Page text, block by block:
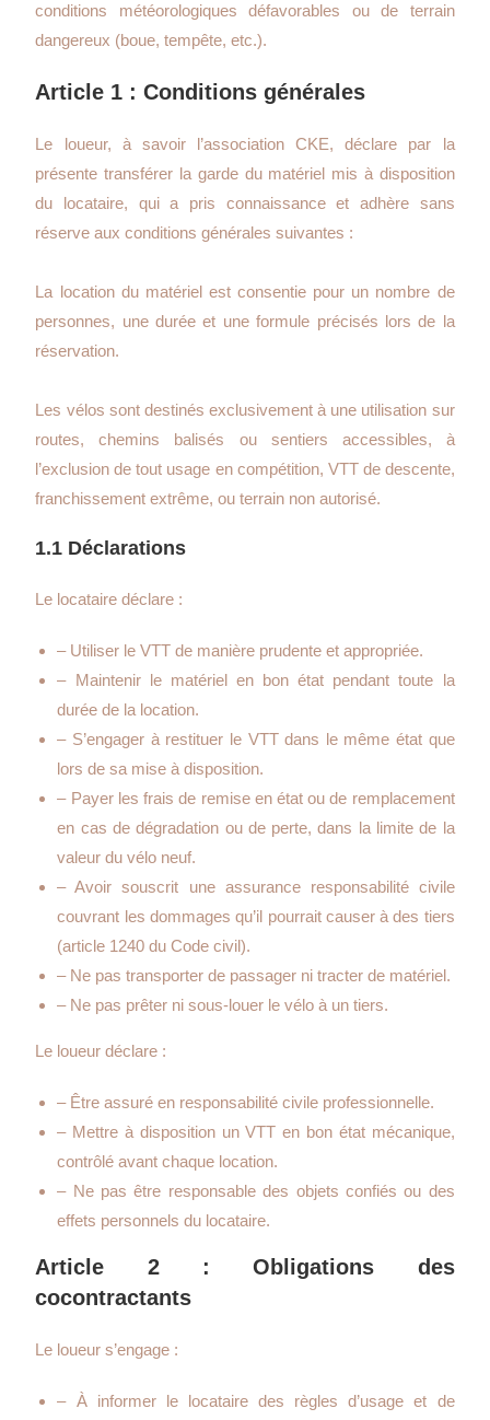
conditions météorologiques défavorables ou de terrain
dangereux (boue, tempête, etc.).
Article 1 : Conditions générales
Le loueur, à savoir l’association CKE, déclare par la
présente transférer la garde du matériel mis à disposition
du locataire, qui a pris connaissance et adhère sans
réserve aux conditions générales suivantes :
La location du matériel est consentie pour un nombre de
personnes, une durée et une formule précisés lors de la
réservation.
Les vélos sont destinés exclusivement à une utilisation sur
routes, chemins balisés ou sentiers accessibles, à
l’exclusion de tout usage en compétition, VTT de descente,
franchissement extrême, ou terrain non autorisé.
1.1 Déclarations
Le locataire déclare :
– Utiliser le VTT de manière prudente et appropriée.
– Maintenir le matériel en bon état pendant toute la
durée de la location.
– S’engager à restituer le VTT dans le même état que
lors de sa mise à disposition.
– Payer les frais de remise en état ou de remplacement
en cas de dégradation ou de perte, dans la limite de la
valeur du vélo neuf.
– Avoir souscrit une assurance responsabilité civile
couvrant les dommages qu’il pourrait causer à des tiers
(article 1240 du Code civil).
– Ne pas transporter de passager ni tracter de matériel.
– Ne pas prêter ni sous-louer le vélo à un tiers.
Le loueur déclare :
– Être assuré en responsabilité civile professionnelle.
– Mettre à disposition un VTT en bon état mécanique,
contrôlé avant chaque location.
– Ne pas être responsable des objets confiés ou des
effets personnels du locataire.
Article 2 : Obligations des
cocontractants
Le loueur s’engage :
– À informer le locataire des règles d’usage et de